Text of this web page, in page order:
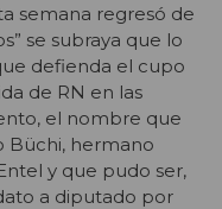
semana regresó de
se subraya que lo
defienda el cupo
de RN en las
el nombre que
Büchi, hermano
y que pudo ser,
a diputado por